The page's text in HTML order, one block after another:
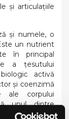
și articulațiile
și numele, o
un nutrient
în principal
a țesutului
activă
și coenzimă
ale corpului
unul dintre
în produs